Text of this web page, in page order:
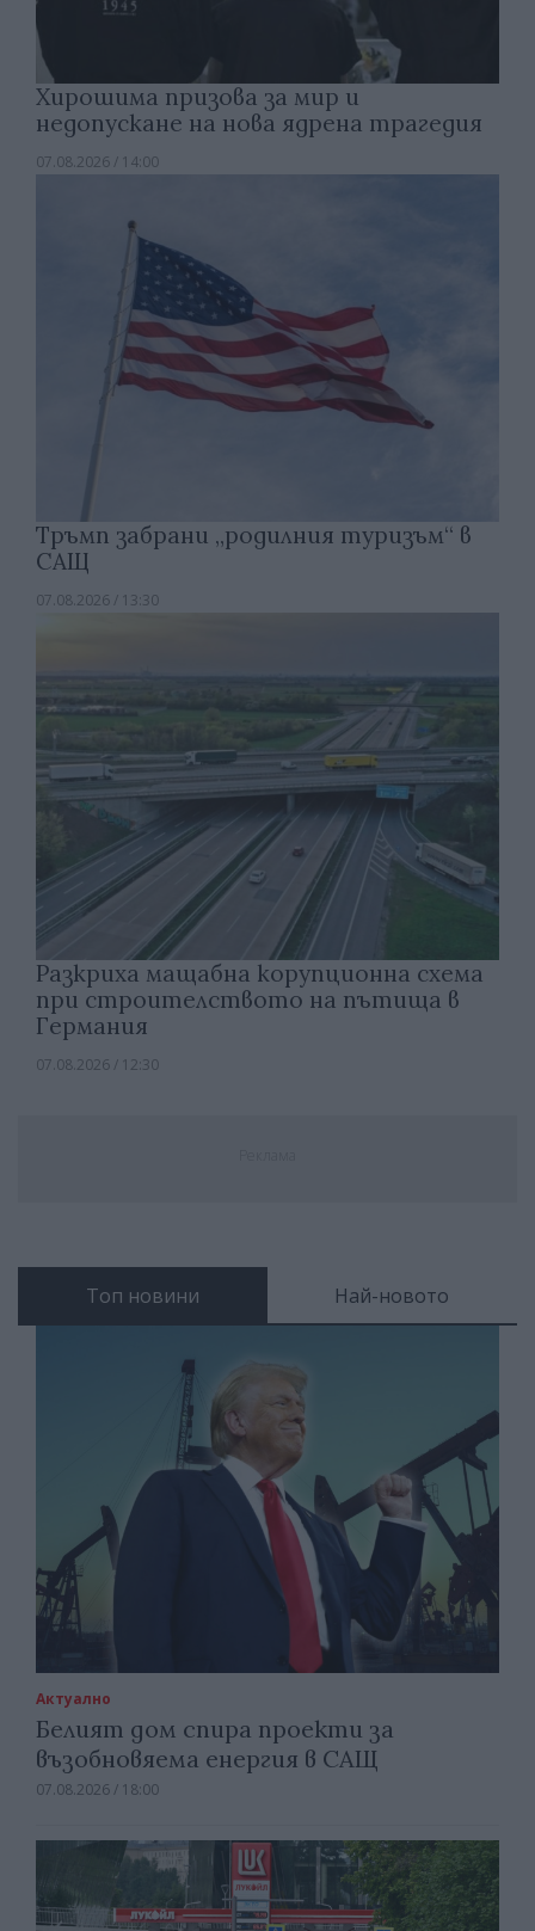
Хирошима призова за мир и
недопускане на нова ядрена трагедия
07.08.2026 / 14:00
Тръмп забрани „родилния туризъм“ в
САЩ
07.08.2026 / 13:30
Разкриха мащабна корупционна схема
при строителството на пътища в
Германия
07.08.2026 / 12:30
Топ новини Най-новото
Актуално
Белият дом спира проекти за
възобновяема енергия в САЩ
07.08.2026 / 18:00